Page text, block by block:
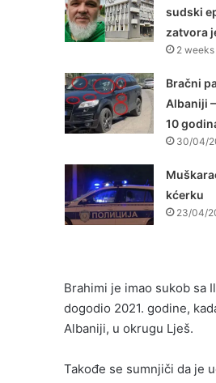
sudski
zatvora
2
Bračni
Albaniji
10
30/04/
kćerku
23/04/
Brahimi je imao sukob sa
dogodio 2021. godine,
Albaniji, u okrugu Lješ.
Takođe se sumnjiči da je